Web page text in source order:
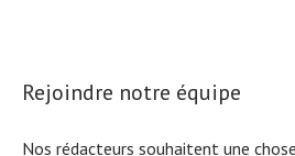
Rejoindre notre équipe
Nos rédacteurs souhaitent une